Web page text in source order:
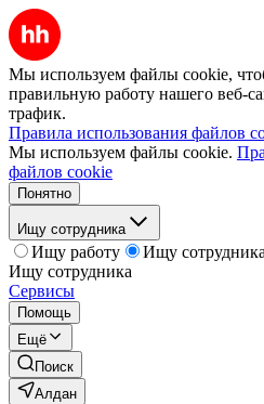
Мы используем файлы cookie,
правильную работу нашего веб-
трафик.
Правила использования файлов
Мы используем файлы cookie.
файлов cookie
Понятно
Ищу сотрудника
Ищу работу
Ищу сотрудника
Ищу сотрудника
Сервисы
Помощь
Ещё
Поиск
Алдан